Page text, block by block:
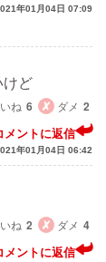
年01月04日 07:09
けど
ね 6 ダメ 2
メントに返信
年01月04日 06:42
ね 2 ダメ 4
メントに返信